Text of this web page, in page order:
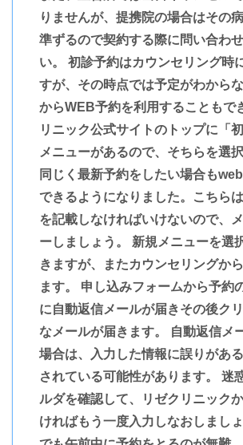
りませんが、提携院の場合はその
準ずるので契約する際に問い合わ
い。 初診予約はカウンセリング時
すが、その時点では予定がわから
からWEB予約を利用することもで
リニック公式サイトのトップに「
メニューがあるので、そちらを選
同じく最新予約をしたい場合も
できるようになりました。こちら
を記載しなければいけないので、
ーしましょう。 新規メニューを選
きますが、またカウンセリングか
ます。 申し込みフォームから予約
に自動返信メールが届きその後ク
なメールが届きます。 自動返信メ
場合は、入力した情報に誤りがあ
されている可能性があります。 迷
ルダを確認して、リゼクリニック
ければもう一度入力しなおしまし